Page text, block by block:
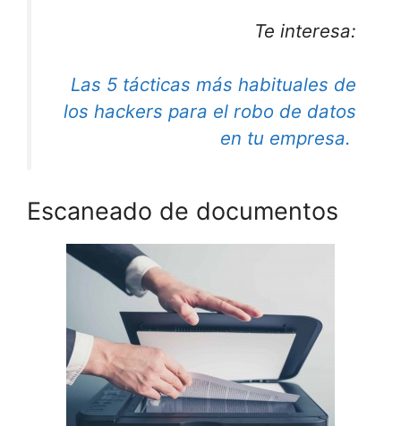
Te interesa:
Las 5 tácticas más habituales de
los hackers para el robo de datos
en tu empresa.
Escaneado de documentos